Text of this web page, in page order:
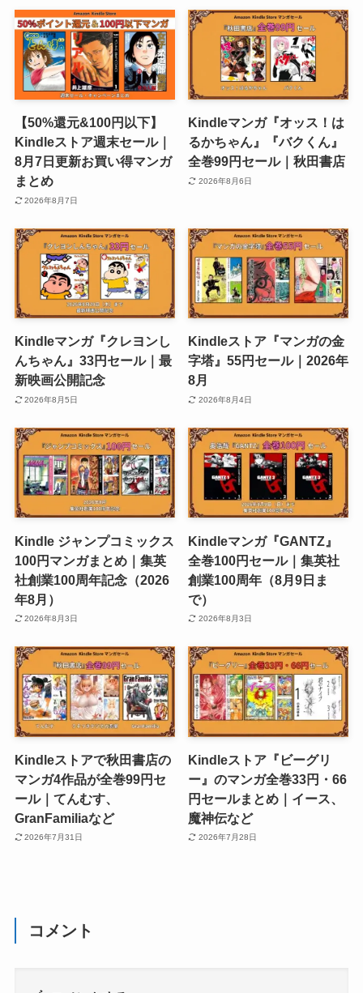
【50%還元&100円以下】
Kindleストア週末セール｜
8月7日更新お買い得マンガ
まとめ
2026年8月7日
Kindleマンガ『オッス！は
るかちゃん』『バクくん』
全巻99円セール｜秋田書店
2026年8月6日
Kindleマンガ『クレヨンし
んちゃん』33円セール｜最
新映画公開記念
2026年8月5日
Kindleストア『マンガの金
字塔』55円セール｜2026年
8月
2026年8月4日
Kindle ジャンプコミックス
100円マンガまとめ｜集英
社創業100周年記念（2026
年8月）
2026年8月3日
Kindleマンガ『GANTZ』
全巻100円セール｜集英社
創業100周年（8月9日ま
で）
2026年8月3日
Kindleストアで秋田書店の
マンガ4作品が全巻99円セ
ール｜てんむす、
GranFamiliaなど
2026年7月31日
Kindleストア『ビーグリ
ー』のマンガ全巻33円・66
円セールまとめ｜イース、
魔神伝など
2026年7月28日
コメント